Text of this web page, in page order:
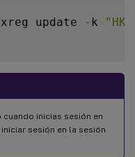
update - k
inicias sesión en
sesión en la sesión